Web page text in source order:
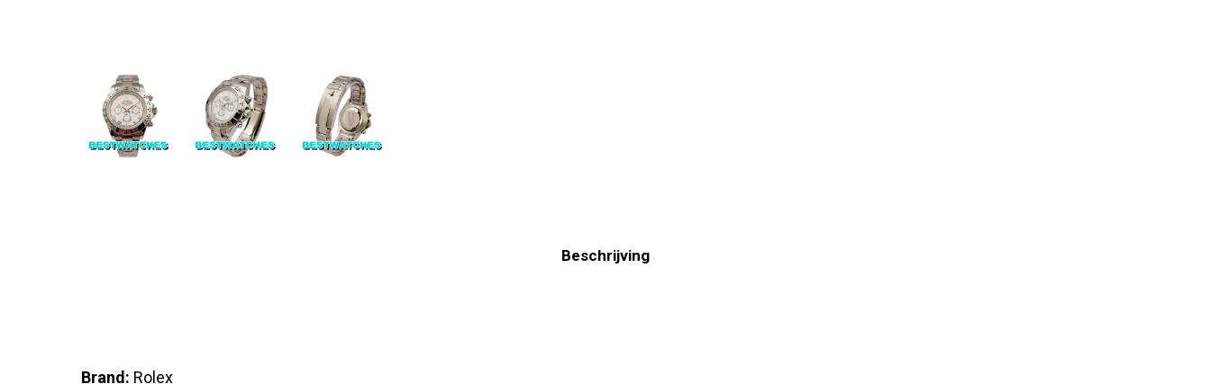
Beschrijving
Brand: Rolex